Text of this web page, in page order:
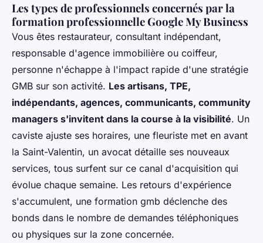
Les types de professionnels concernés par la
formation professionnelle Google My Business
Vous êtes restaurateur, consultant indépendant,
responsable d'agence immobilière ou coiffeur,
personne n'échappe à l'impact rapide d'une stratégie
GMB sur son activité. Les artisans, TPE,
indépendants, agences, communicants, community
managers s'invitent dans la course à la visibilité. Un
caviste ajuste ses horaires, une fleuriste met en avant
la Saint-Valentin, un avocat détaille ses nouveaux
services, tous surfent sur ce canal d'acquisition qui
évolue chaque semaine. Les retours d'expérience
s'accumulent, une formation gmb déclenche des
bonds dans le nombre de demandes téléphoniques
ou physiques sur la zone concernée.